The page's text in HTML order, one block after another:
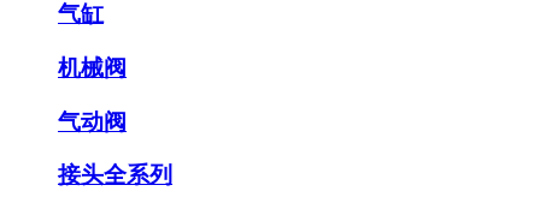
气缸
机械阀
气动阀
接头全系列